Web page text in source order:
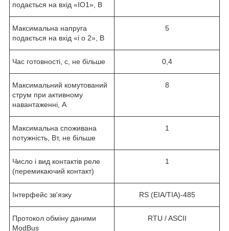
подається на вхід «IO1», В
Максимальна напруга
подається на вхід «i o 2», В
5
Час готовності, с, не більше 0,4
Максимальний комутований
струм при активному
навантаженні, А
8
Максимальна споживана
потужність, Вт, не більше
1
Число і вид контактів реле
(перемикаючий контакт)
1
Інтерфейс зв'язку RS (EIA/TIA)-485
Протокол обміну даними
ModBus
RTU / ASCII